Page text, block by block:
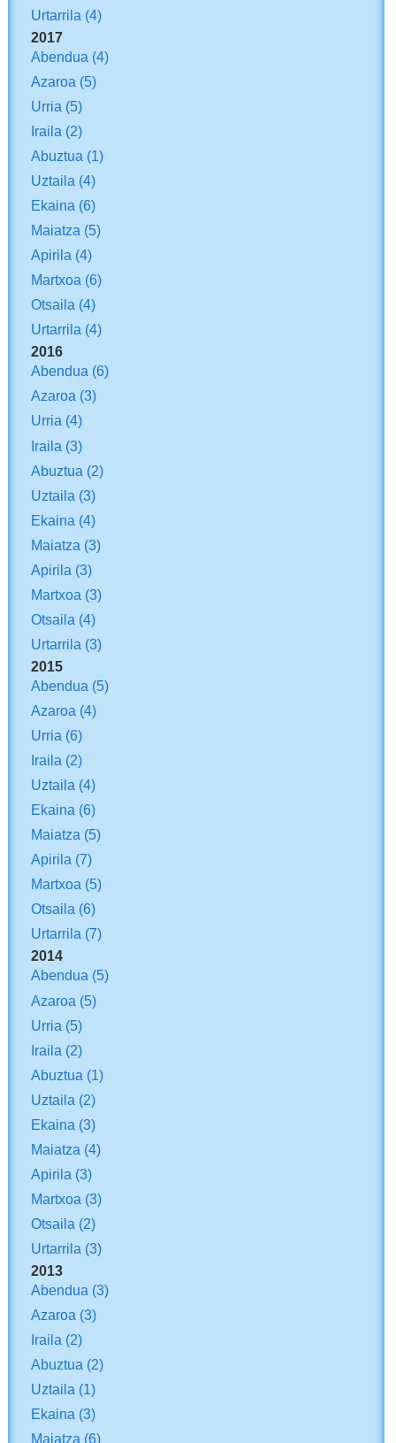
Urtarrila (4)
2017
Abendua (4)
Azaroa (5)
Urria (5)
Iraila (2)
Abuztua (1)
Uztaila (4)
Ekaina (6)
Maiatza (5)
Apirila (4)
Martxoa (6)
Otsaila (4)
Urtarrila (4)
2016
Abendua (6)
Azaroa (3)
Urria (4)
Iraila (3)
Abuztua (2)
Uztaila (3)
Ekaina (4)
Maiatza (3)
Apirila (3)
Martxoa (3)
Otsaila (4)
Urtarrila (3)
2015
Abendua (5)
Azaroa (4)
Urria (6)
Iraila (2)
Uztaila (4)
Ekaina (6)
Maiatza (5)
Apirila (7)
Martxoa (5)
Otsaila (6)
Urtarrila (7)
2014
Abendua (5)
Azaroa (5)
Urria (5)
Iraila (2)
Abuztua (1)
Uztaila (2)
Ekaina (3)
Maiatza (4)
Apirila (3)
Martxoa (3)
Otsaila (2)
Urtarrila (3)
2013
Abendua (3)
Azaroa (3)
Iraila (2)
Abuztua (2)
Uztaila (1)
Ekaina (3)
Maiatza (6)